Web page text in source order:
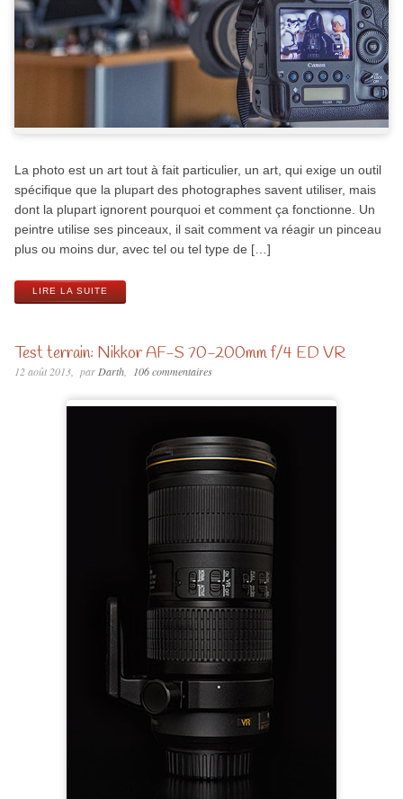
La photo est un art tout à fait particulier, un art, qui exige un outil
spécifique que la plupart des photographes savent utiliser, mais
dont la plupart ignorent pourquoi et comment ça fonctionne. Un
peintre utilise ses pinceaux, il sait comment va réagir un pinceau
plus ou moins dur, avec tel ou tel type de […]
LIRE LA SUITE
Test terrain: Nikkor AF-S 70-200mm f/4 ED VR
12 août 2013 par Darth 106 commentaires